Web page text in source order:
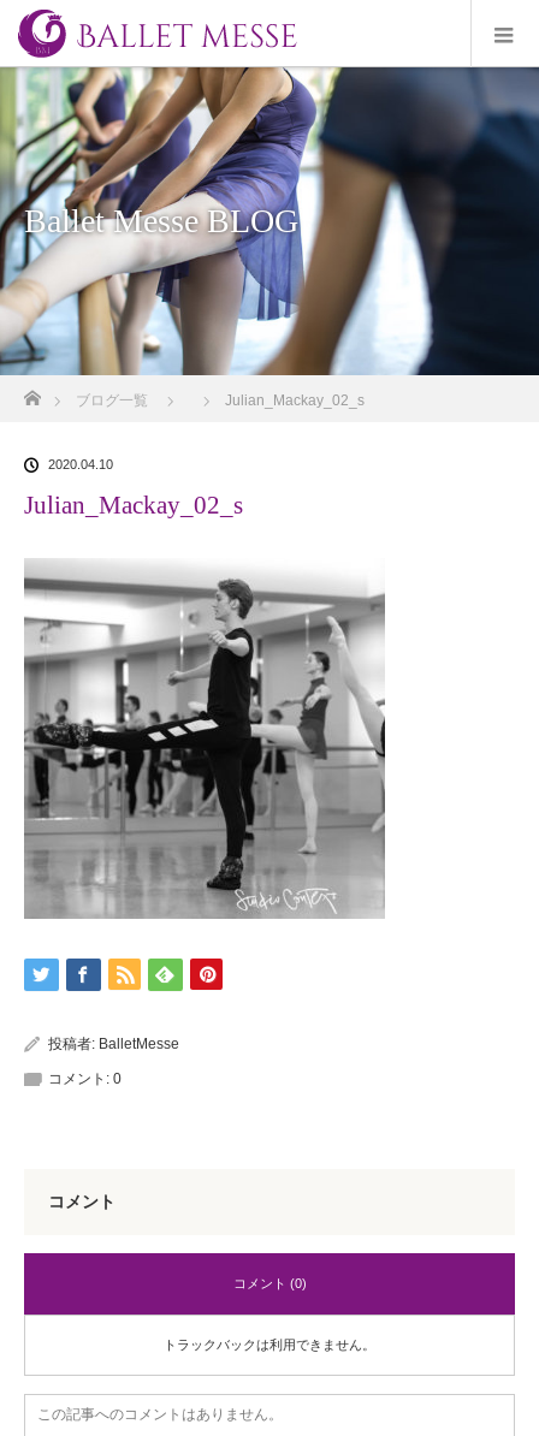
Ballet Messe BLOG
ブログ一覧 Julian_Mackay_02_s
2020.04.10
Julian_Mackay_02_s
投稿者: BalletMesse
コメント: 0
コメント
コメント (0)
トラックバックは利用できません。
この記事へのコメントはありません。